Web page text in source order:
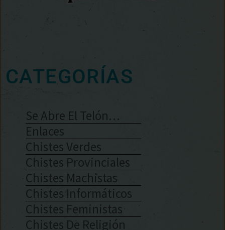
CATEGORÍAS
Se Abre El Telón…
Enlaces
Chistes Verdes
Chistes Provinciales
Chistes Machistas
Chistes Informáticos
Chistes Feministas
Chistes De Religión